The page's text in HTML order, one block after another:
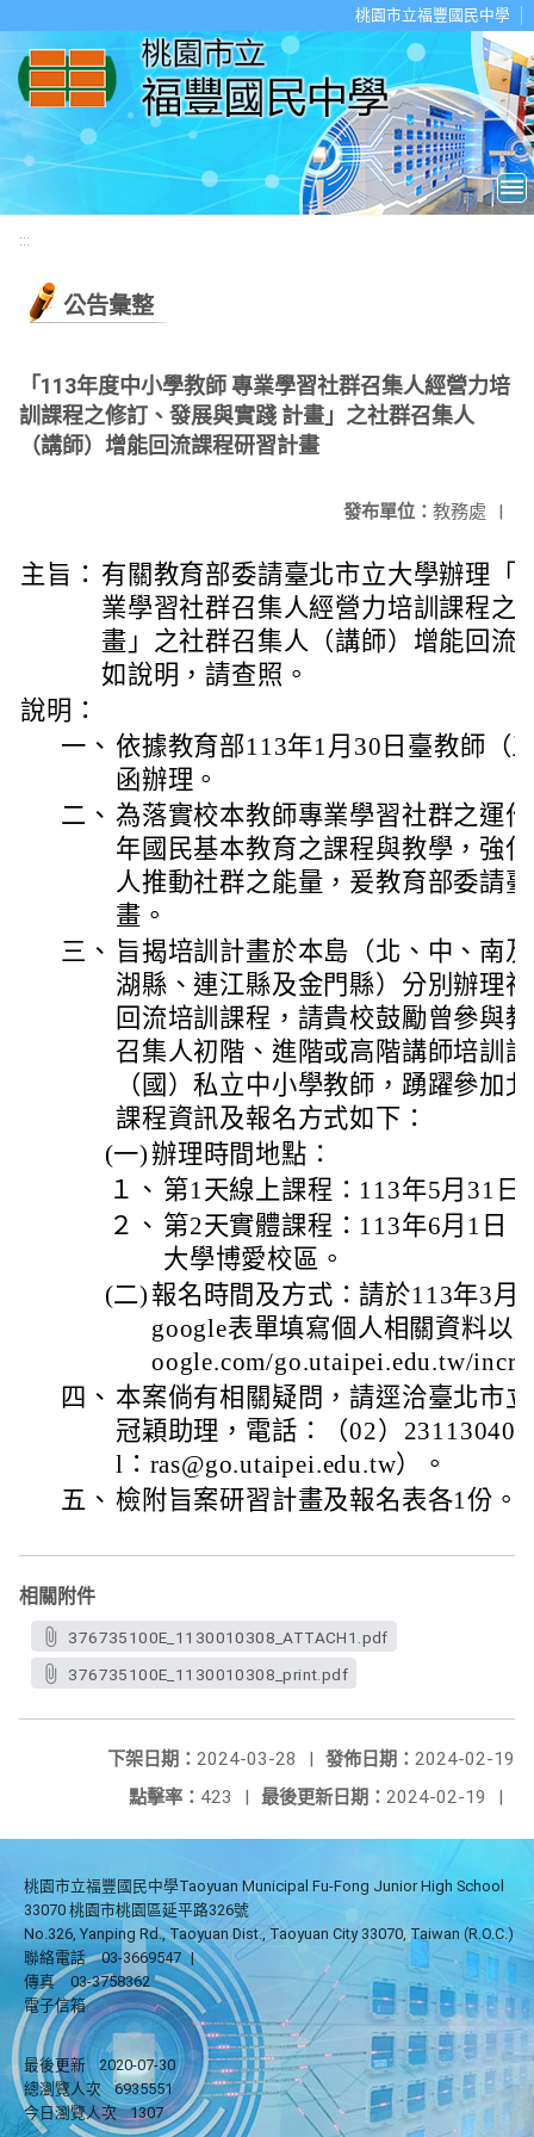
桃園市立福豐國民中學
:::
公告彙整
「113年度中小學教師 專業學習社群召集人經營力培
訓課程之修訂、發展與實踐 計畫」之社群召集人
（講師）增能回流課程研習計畫
發布單位： 教務處 |
主旨： 有關教育部委請臺北市立大學辦理「
業學習社群召集人經營力培訓課程之
畫」之社群召集人（講師）增能回流
如說明，請查照。
說明：
一、 依據教育部113年1月30日臺教師（
函辦理。
二、 為落實校本教師專業學習社群之運
年國民基本教育之課程與教學，強
人推動社群之能量，爰教育部委請
畫。
三、 旨揭培訓計畫於本島（北、中、南
湖縣、連江縣及金門縣）分別辦理
回流培訓課程，請貴校鼓勵曾參與
召集人初階、進階或高階講師培訓
（國）私立中小學教師，踴躍參加
課程資訊及報名方式如下：
(一)辦理時間地點：
１、 第1天線上課程：113年5月31日
２、 第2天實體課程：113年6月1日
大學博愛校區。
(二) 報名時間及方式：請於113年3月
google表單填寫個人相關資料以
oogle.com/go.utaipei.edu.tw/
四、 本案倘有相關疑問，請逕洽臺北市
冠穎助理，電話：（02）23113040
l：ras@go.utaipei.edu.tw）。
五、 檢附旨案研習計畫及報名表各1份。
相關附件
376735100E_1130010308_ATTACH1.pdf
376735100E_1130010308_print.pdf
發佈日期： 2024-02-19
下架日期： 2024-03-28
|
最後更新日期： 2024-02-19 |
點擊率： 423 |
桃園市立福豐國民中學Taoyuan Municipal Fu-Fong Junior High School
33070 桃園市桃園區延平路326號
No.326, Yanping Rd., Taoyuan Dist., Taoyuan City 33070, Taiwan (R.O.C.)
聯絡電話
03-3669547 |
傳真
03-3758362
電子信箱
最後更新
2020-07-30
總瀏覽人次
6935551
今日瀏覽人次
1307